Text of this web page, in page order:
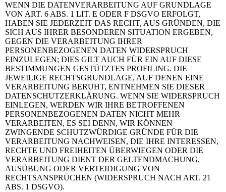
WENN DIE DATENVERARBEITUNG AUF GRUNDLAGE
VON ART. 6 ABS. 1 LIT. E ODER F DSGVO ERFOLGT,
HABEN SIE JEDERZEIT DAS RECHT, AUS GRÜNDEN, DIE
SICH AUS IHRER BESONDEREN SITUATION ERGEBEN,
GEGEN DIE VERARBEITUNG IHRER
PERSONENBEZOGENEN DATEN WIDERSPRUCH
EINZULEGEN; DIES GILT AUCH FÜR EIN AUF DIESE
BESTIMMUNGEN GESTÜTZTES PROFILING. DIE
JEWEILIGE RECHTSGRUNDLAGE, AUF DENEN EINE
VERARBEITUNG BERUHT, ENTNEHMEN SIE DIESER
DATENSCHUTZERKLÄRUNG. WENN SIE WIDERSPRUCH
EINLEGEN, WERDEN WIR IHRE BETROFFENEN
PERSONENBEZOGENEN DATEN NICHT MEHR
VERARBEITEN, ES SEI DENN, WIR KÖNNEN
ZWINGENDE SCHUTZWÜRDIGE GRÜNDE FÜR DIE
VERARBEITUNG NACHWEISEN, DIE IHRE INTERESSEN,
RECHTE UND FREIHEITEN ÜBERWIEGEN ODER DIE
VERARBEITUNG DIENT DER GELTENDMACHUNG,
AUSÜBUNG ODER VERTEIDIGUNG VON
RECHTSANSPRÜCHEN (WIDERSPRUCH NACH ART. 21
ABS. 1 DSGVO).